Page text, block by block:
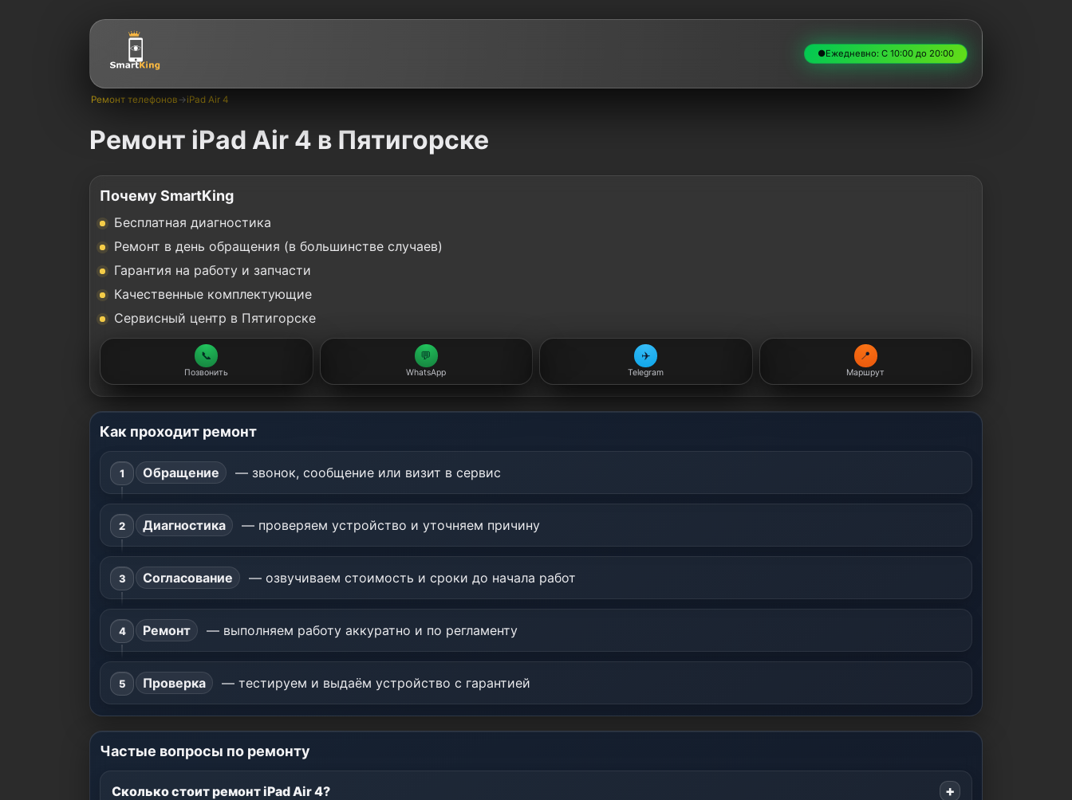
●Ежедневно: С 10:00 до 20:00
Ремонт телефонов→iPad Air 4
Ремонт iPad Air 4 в Пятигорске
Почему SmartKing
Бесплатная диагностика
Ремонт в день обращения (в большинстве случаев)
Гарантия на работу и запчасти
Качественные комплектующие
Сервисный центр в Пятигорске
📞
Позвонить
💬
WhatsApp
✈️
Telegram
📍
Маршрут
Как проходит ремонт
Обращение — звонок, сообщение или визит в сервис
Диагностика — проверяем устройство и уточняем причину
Согласование — озвучиваем стоимость и сроки до начала работ
Ремонт — выполняем работу аккуратно и по регламенту
Проверка — тестируем и выдаём устройство с гарантией
Частые вопросы по ремонту
Сколько стоит ремонт iPad Air 4?